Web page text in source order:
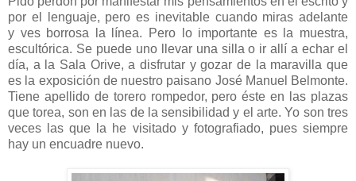
por el lenguaje, pero es inevitable cuando miras adelante
y ves borrosa la línea. Pero lo importante es la muestra,
escultórica. Se puede uno llevar una silla o ir allí a echar el
día, a la Sala Orive, a disfrutar y gozar de la maravilla que
es la exposición de nuestro paisano José Manuel Belmonte.
Tiene apellido de torero rompedor, pero éste en las plazas
que torea, son en las de la sensibilidad y el arte. Yo son tres
veces las que la he visitado y fotografiado, pues siempre
hay un encuadre nuevo.